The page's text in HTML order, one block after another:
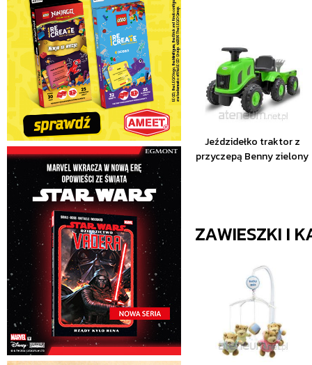
Jeździdełko traktor z
przyczepą Benny zielony
ZAWIESZKI I